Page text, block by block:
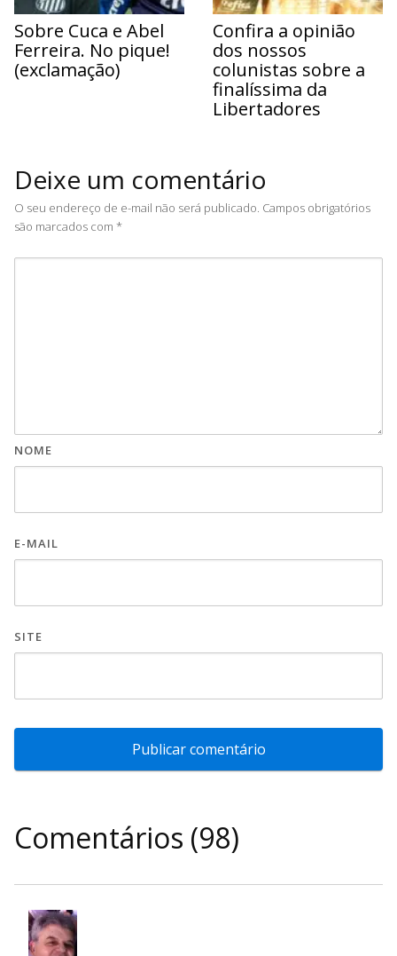
Sobre Cuca e Abel
Ferreira. No pique!
(exclamação)
Confira a opinião
dos nossos
colunistas sobre a
finalíssima da
Libertadores
Deixe um comentário
O seu endereço de e-mail não será publicado. Campos obrigatórios
são marcados com *
NOME
E-MAIL
SITE
Comentários (98)